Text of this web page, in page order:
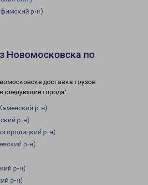
р-н)
Новомосковска по
доставка грузов
следующие города:
р-н)
р-н)
р-н)
р-н)
р-н)
р-н)